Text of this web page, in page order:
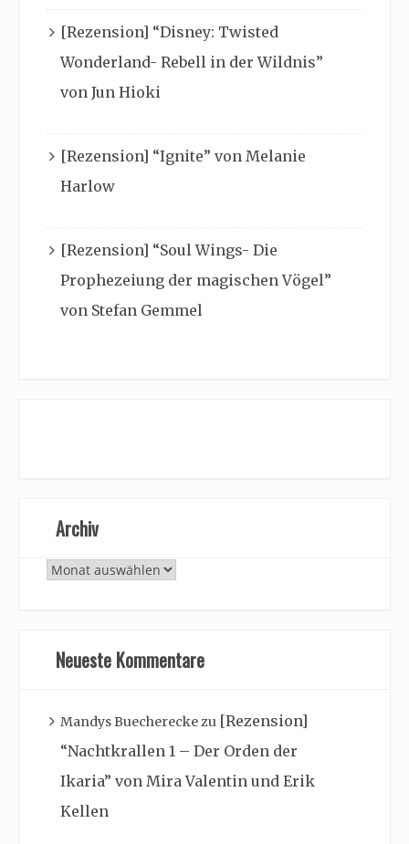
[Rezension] “Disney: Twisted
Wonderland- Rebell in der Wildnis”
von Jun Hioki
[Rezension] “Ignite” von Melanie
Harlow
[Rezension] “Soul Wings- Die
Prophezeiung der magischen Vögel”
von Stefan Gemmel
Archiv
Archiv
Neueste Kommentare
Mandys Buechereckezu [Rezension]
“Nachtkrallen 1 – Der Orden der
Ikaria” von Mira Valentin und Erik
Kellen